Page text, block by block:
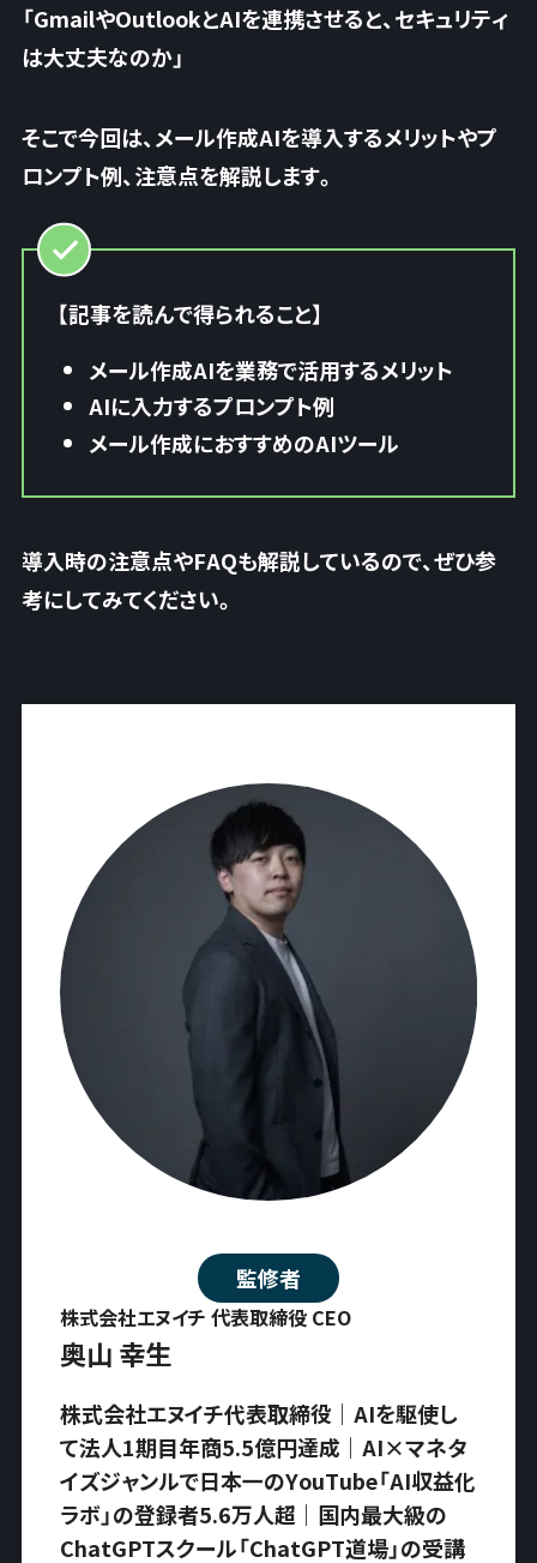
「GmailやOutlookとAIを連携させると、セキュリティ
は大丈夫なのか」
そこで今回は、メール作成AIを導入するメリットやプ
ロンプト例、注意点を解説します。
【記事を読んで得られること】
メール作成AIを業務で活用するメリット
AIに入力するプロンプト例
メール作成におすすめのAIツール
導入時の注意点やFAQも解説しているので、ぜひ参
考にしてみてください。
監修者
株式会社エヌイチ 代表取締役 CEO
奥山 幸生
株式会社エヌイチ代表取締役｜AIを駆使し
て法人1期目年商5.5億円達成｜AI×マネタ
イズジャンルで日本一のYouTube「AI収益化
ラボ」の登録者5.6万人超｜国内最大級の
ChatGPTスクール「ChatGPT道場」の受講